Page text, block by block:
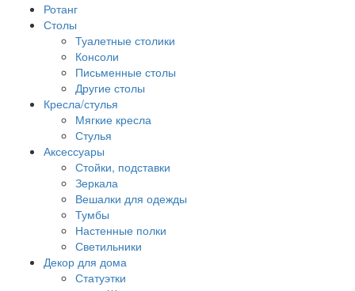
Ротанг
Столы
Туалетные столики
Консоли
Письменные столы
Другие столы
Кресла/стулья
Мягкие кресла
Стулья
Аксессуары
Стойки, подставки
Зеркала
Вешалки для одежды
Тумбы
Настенные полки
Светильники
Декор для дома
Статуэтки